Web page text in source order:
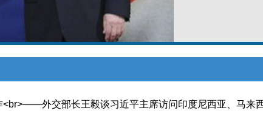
外交部长王毅谈习近平主席访问印度尼西亚、马来